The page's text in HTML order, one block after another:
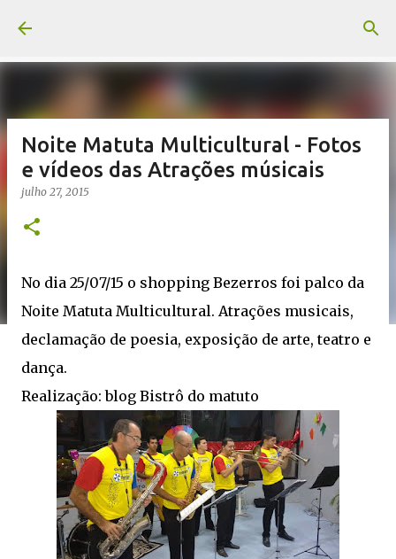
Noite Matuta Multicultural - Fotos
e vídeos das Atrações músicais
julho 27, 2015
No dia 25/07/15 o shopping Bezerros foi palco da
Noite Matuta Multicultural. Atrações musicais,
declamação de poesia, exposição de arte, teatro e
dança.
Realização: blog Bistrô do matuto